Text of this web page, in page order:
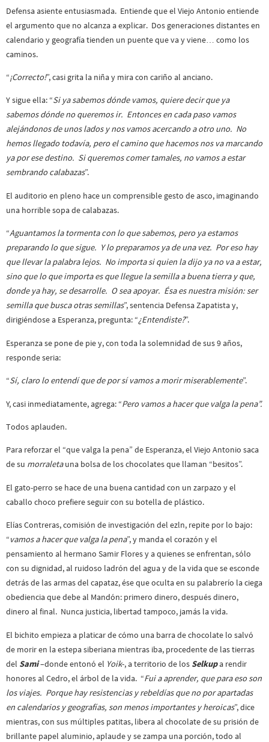
Defensa asiente entusiasmada. Entiende que el Viejo Antonio entiende
el argumento que no alcanza a explicar. Dos generaciones distantes en
calendario y geografía tienden un puente que va y viene… como los
caminos.
“¡Correcto!”, casi grita la niña y mira con cariño al anciano.
Y sigue ella: “Si ya sabemos dónde vamos, quiere decir que ya
sabemos dónde no queremos ir. Entonces en cada paso vamos
alejándonos de unos lados y nos vamos acercando a otro uno. No
hemos llegado todavía, pero el camino que hacemos nos va marcando
ya por ese destino. Si queremos comer tamales, no vamos a estar
sembrando calabazas”.
El auditorio en pleno hace un comprensible gesto de asco, imaginando
una horrible sopa de calabazas.
“Aguantamos la tormenta con lo que sabemos, pero ya estamos
preparando lo que sigue. Y lo preparamos ya de una vez. Por eso hay
que llevar la palabra lejos. No importa si quien la dijo ya no va a estar,
sino que lo que importa es que llegue la semilla a buena tierra y que,
donde ya hay, se desarrolle. O sea apoyar. Ésa es nuestra misión: ser
semilla que busca otras semillas”, sentencia Defensa Zapatista y,
dirigiéndose a Esperanza, pregunta: “¿Entendiste?”.
Esperanza se pone de pie y, con toda la solemnidad de sus 9 años,
responde seria:
“Sí, claro lo entendí que de por sí vamos a morir miserablemente”.
Y, casi inmediatamente, agrega: “Pero vamos a hacer que valga la pena”.
Todos aplauden.
Para reforzar el “que valga la pena” de Esperanza, el Viejo Antonio saca
de su morraletauna bolsa de los chocolates que llaman “besitos”.
El gato-perro se hace de una buena cantidad con un zarpazo y el
caballo choco prefiere seguir con su botella de plástico.
Elías Contreras, comisión de investigación del ezln, repite por lo bajo:
“vamos a hacer que valga la pena”, y manda el corazón y el
pensamiento al hermano Samir Flores y a quienes se enfrentan, sólo
con su dignidad, al ruidoso ladrón del agua y de la vida que se esconde
detrás de las armas del capataz, ése que oculta en su palabrerío la ciega
obediencia que debe al Mandón: primero dinero, después dinero,
dinero al final. Nunca justicia, libertad tampoco, jamás la vida.
El bichito empieza a platicar de cómo una barra de chocolate lo salvó
de morir en la estepa siberiana mientras iba, procedente de las tierras
del Sami–donde entonó el Yoik-, a territorio de los Selkupa rendir
honores al Cedro, el árbol de la vida. “Fui a aprender, que para eso son
los viajes. Porque hay resistencias y rebeldías que no por apartadas
en calendarios y geografías, son menos importantes y heroicas”, dice
mientras, con sus múltiples patitas, libera al chocolate de su prisión de
brillante papel aluminio, aplaude y se zampa una porción, todo al